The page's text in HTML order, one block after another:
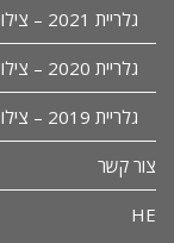
גלריית 2021 – צילום: יואל לוי
גלריית 2020 – צילום: יואל לוי
גלריית 2019 – צילום: יואל לוי
צור קשר
HE